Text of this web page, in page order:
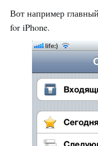
Вот например
for iPhone.